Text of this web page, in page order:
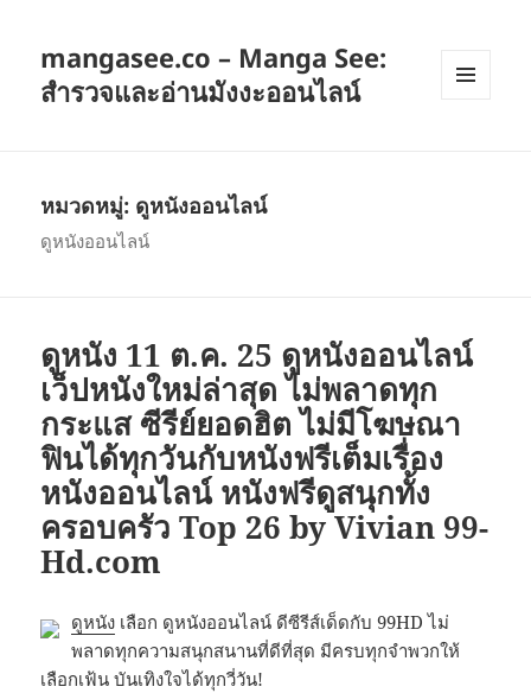
mangasee.co – Manga See:
สำรวจและอ่านมังงะออนไลน์
หมวดหมู่: ดูหนังออนไลน์
ดูหนังออนไลน์
ดูหนัง 11 ต.ค. 25 ดูหนังออนไลน์
เว็ปหนังใหม่ล่าสุด ไม่พลาดทุก
กระแส ซีรีย์ยอดฮิต ไม่มีโฆษณา
ฟินได้ทุกวันกับหนังฟรีเต็มเรื่อง
หนังออนไลน์ หนังฟรีดูสนุกทั้ง
ครอบครัว Top 26 by Vivian 99-
Hd.com
ดูหนัง เลือก ดูหนังออนไลน์ ดีซีรีส์เด็ดกับ 99HD ไม่
พลาดทุกความสนุกสนานที่ดีที่สุด มีครบทุกจำพวกให้
เลือกเฟ้น บันเทิงใจได้ทุกวี่วัน!